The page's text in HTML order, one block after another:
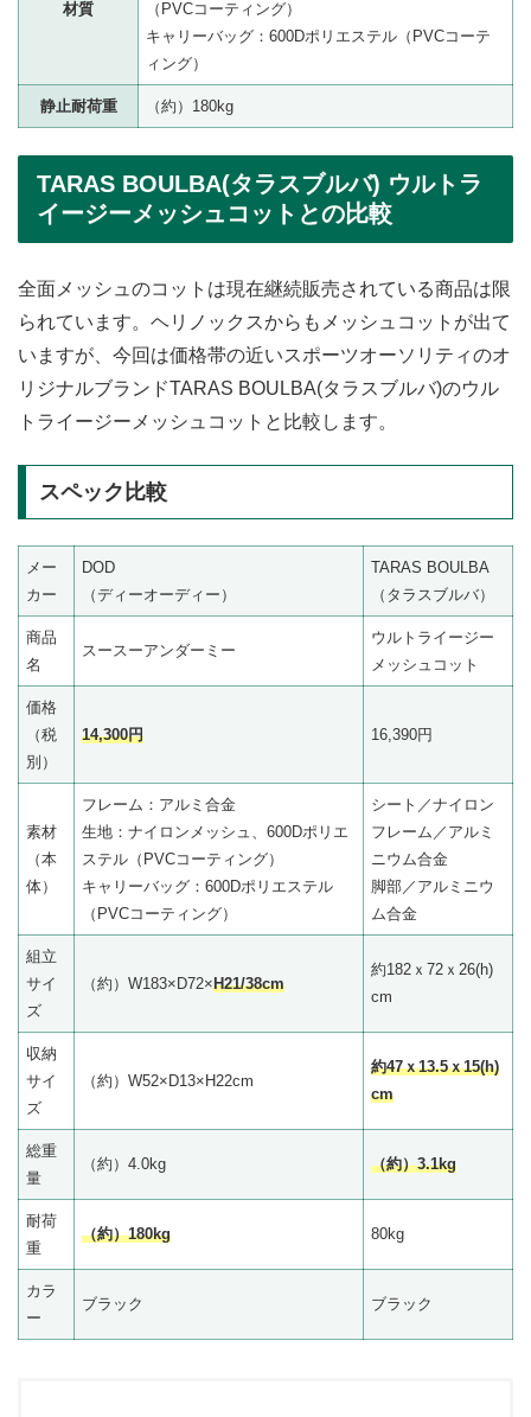
材質
（PVCコーティング）
キャリーバッグ：600Dポリエステル（PVCコーテ
ィング）
静止耐荷重 （約）180kg
TARAS BOULBA(タラスブルバ) ウルトラ
イージーメッシュコットとの比較
全面メッシュのコットは現在継続販売されている商品は限
られています。ヘリノックスからもメッシュコットが出て
いますが、今回は価格帯の近いスポーツオーソリティのオ
リジナルブランドTARAS BOULBA(タラスブルバ)のウル
トライージーメッシュコットと比較します。
スペック比較
メー
カー
DOD
（ディーオーディー）
TARAS BOULBA
（タラスブルバ）
商品
名
スースーアンダーミー
ウルトライージー
メッシュコット
価格
（税
別）
14,300円 16,390円
素材
（本
体）
フレーム：アルミ合金
生地：ナイロンメッシュ、600Dポリエ
ステル（PVCコーティング）
キャリーバッグ：600Dポリエステル
（PVCコーティング）
シート／ナイロン
フレーム／アルミ
ニウム合金
脚部／アルミニウ
ム合金
組立
サイ
ズ
（約）W183×D72×H21/38cm
約182ｘ72ｘ26(h)
cm
収納
サイ
ズ
（約）W52×D13×H22cm
約47ｘ13.5ｘ15(h)
cm
総重
量
（約）4.0kg （約）3.1kg
耐荷
重
（約）180kg 80kg
カラ
ー
ブラック ブラック